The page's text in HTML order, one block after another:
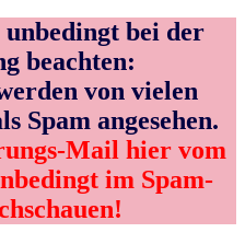
bei der
beachten:
von vielen
Spam angesehen.
Mail hier vom
im Spam-